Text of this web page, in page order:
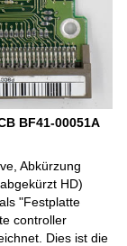
BF41-00051A
Abkürzung
HD)
"Festplatte
controller
Dies ist die